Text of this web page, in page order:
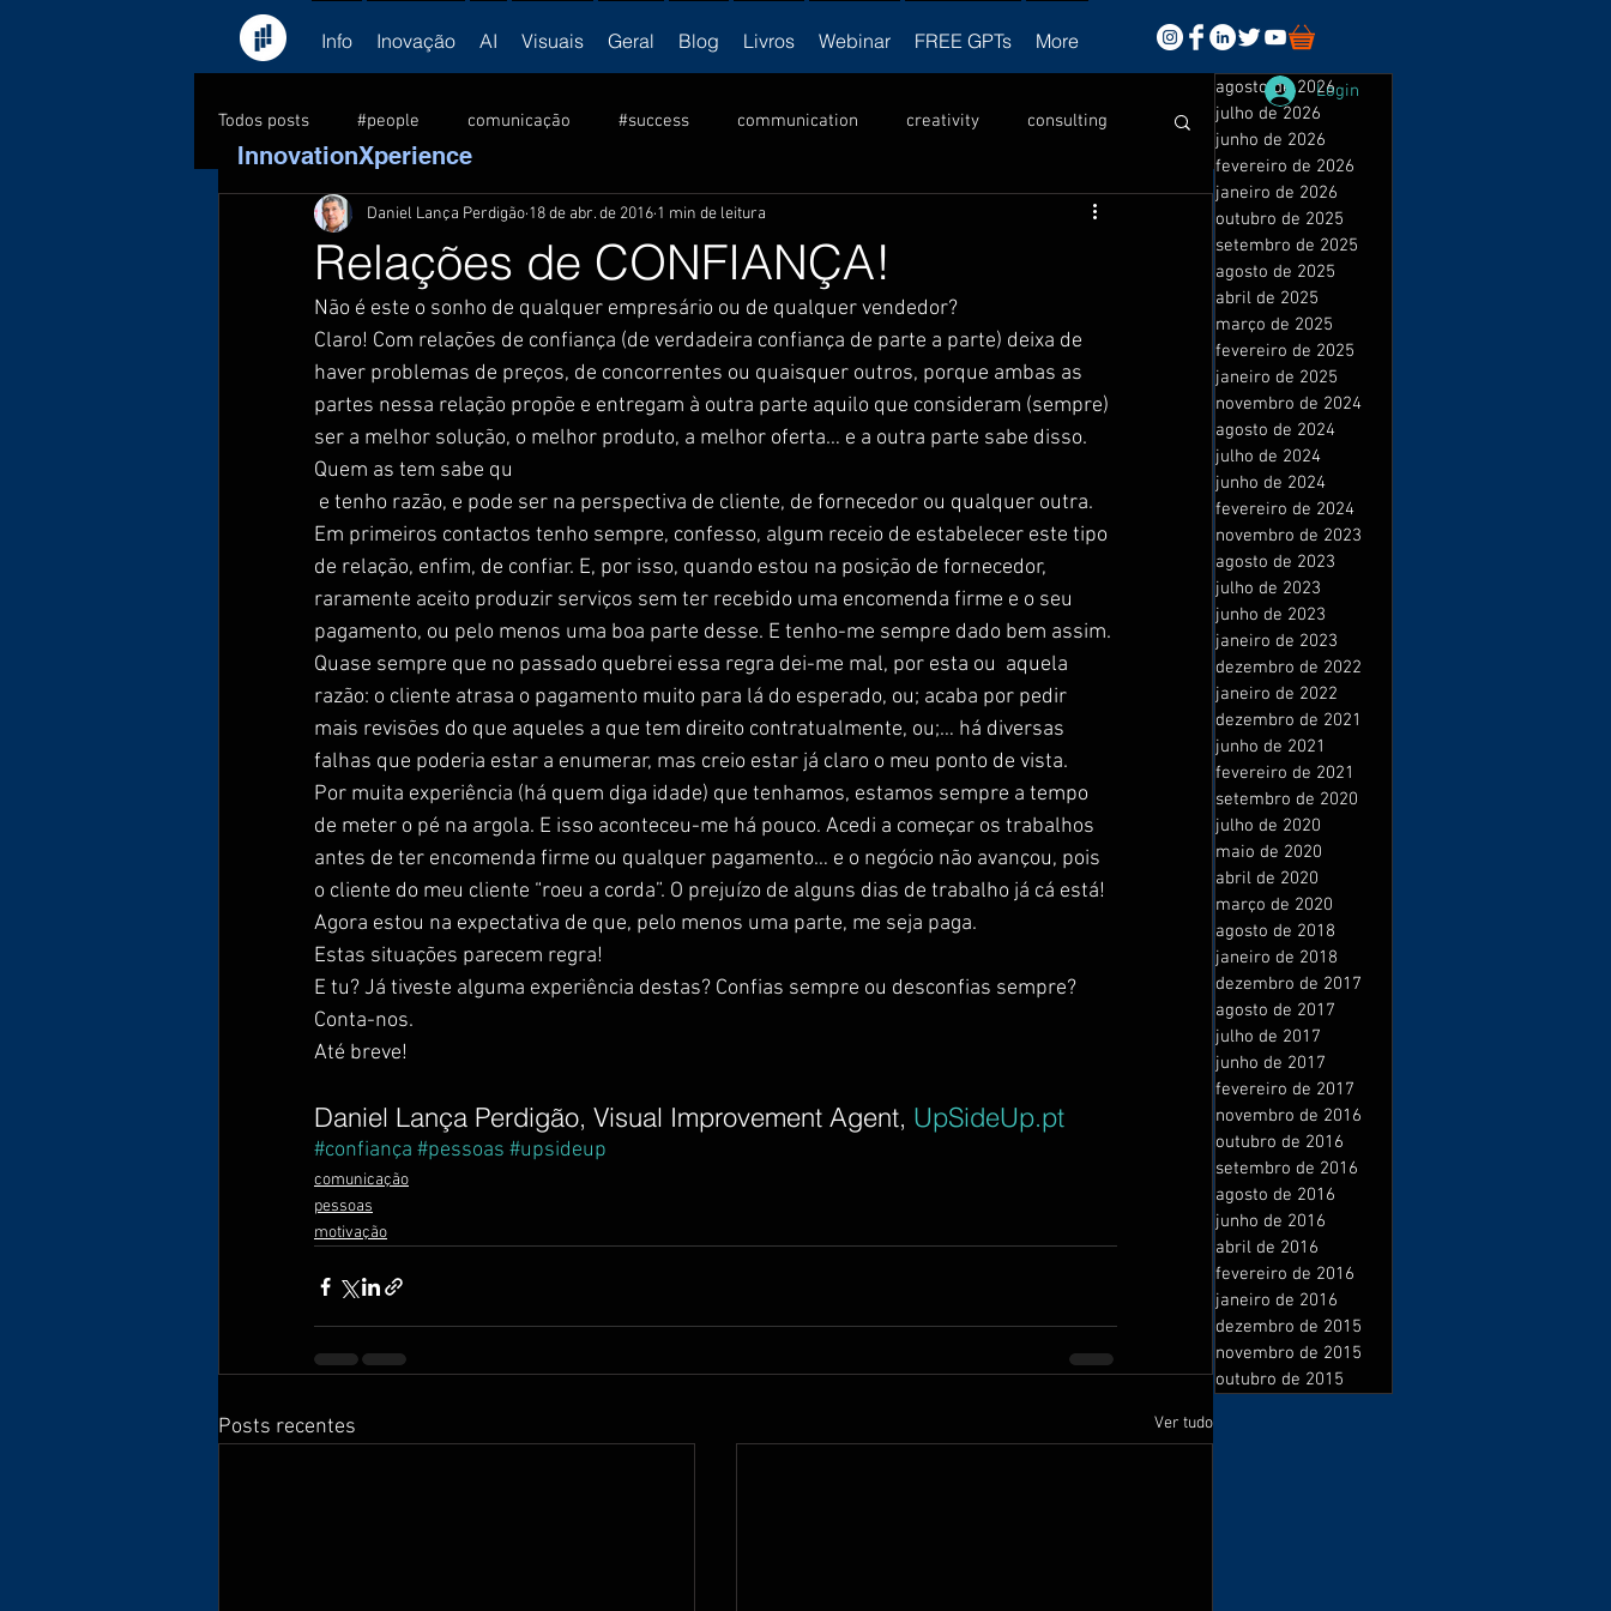
Info Inovação AI Visuais Geral Blog Livros Webinar FREE GPTs More
Login
Todos posts
#people comunicação #success communication creativity consulting
consultoria feedback Culture criatividade
formação Kick-off leadership liderança motivation NLP
pessoas sucesso vendas visual produtividade productivity visuais
Relações de CONFIANÇA!
Daniel Lança Perdigão 18 de abr. de 2016 1 min de leitura
Não é este o sonho de qualquer empresário ou de qualquer vendedor?
Claro! Com relações de confiança (de verdadeira confiança de parte a parte) deixa de
haver problemas de preços, de concorrentes ou quaisquer outros, porque ambas as
partes nessa relação propõe e entregam à outra parte aquilo que consideram (sempre)
ser a melhor solução, o melhor produto, a melhor oferta… e a outra parte sabe disso.
Quem as tem sabe qu
e tenho razão, e pode ser na perspectiva de cliente, de fornecedor ou qualquer outra.
Em primeiros contactos tenho sempre, confesso, algum receio de estabelecer este tipo
de relação, enfim, de confiar. E, por isso, quando estou na posição de fornecedor,
raramente aceito produzir serviços sem ter recebido uma encomenda firme e o seu
pagamento, ou pelo menos uma boa parte desse. E tenho-me sempre dado bem assim.
Quase sempre que no passado quebrei essa regra dei-me mal, por esta ou  aquela
razão: o cliente atrasa o pagamento muito para lá do esperado, ou; acaba por pedir
mais revisões do que aqueles a que tem direito contratualmente, ou;… há diversas
falhas que poderia estar a enumerar, mas creio estar já claro o meu ponto de vista.
Por muita experiência (há quem diga idade) que tenhamos, estamos sempre a tempo
de meter o pé na argola. E isso aconteceu-me há pouco. Acedi a começar os trabalhos
antes de ter encomenda firme ou qualquer pagamento… e o negócio não avançou, pois
o cliente do meu cliente “roeu a corda”. O prejuízo de alguns dias de trabalho já cá está!
Agora estou na expectativa de que, pelo menos uma parte, me seja paga.
Estas situações parecem regra!
E tu? Já tiveste alguma experiência destas? Confias sempre ou desconfias sempre?
Conta-nos.
Até breve!
Daniel Lança Perdigão, Visual Improvement Agent, UpSideUp.pt
#confiança #pessoas #upsideup
comunicação
pessoas
motivação
Posts recentes Ver tudo
InnovationXperience
agosto de 2026
julho de 2026
junho de 2026
fevereiro de 2026
janeiro de 2026
outubro de 2025
setembro de 2025
agosto de 2025
abril de 2025
março de 2025
fevereiro de 2025
janeiro de 2025
novembro de 2024
agosto de 2024
julho de 2024
junho de 2024
fevereiro de 2024
novembro de 2023
agosto de 2023
julho de 2023
junho de 2023
janeiro de 2023
dezembro de 2022
janeiro de 2022
dezembro de 2021
junho de 2021
fevereiro de 2021
setembro de 2020
julho de 2020
maio de 2020
abril de 2020
março de 2020
agosto de 2018
janeiro de 2018
dezembro de 2017
agosto de 2017
julho de 2017
junho de 2017
fevereiro de 2017
novembro de 2016
outubro de 2016
setembro de 2016
agosto de 2016
junho de 2016
abril de 2016
fevereiro de 2016
janeiro de 2016
dezembro de 2015
novembro de 2015
outubro de 2015